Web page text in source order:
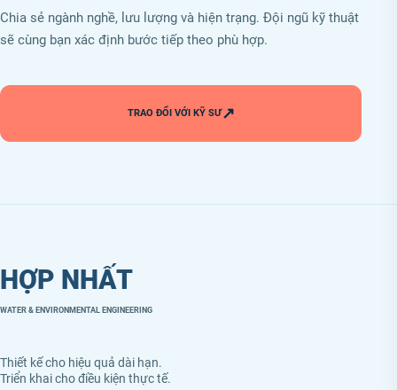
Chia sẻ ngành nghề, lưu lượng và hiện trạng. Đội ngũ kỹ thuật
sẽ cùng bạn xác định bước tiếp theo phù hợp.
TRAO ĐỔI VỚI KỸ SƯ↗
HỢP NHẤT
WATER & ENVIRONMENTAL ENGINEERING
Thiết kế cho hiệu quả dài hạn.
Triển khai cho điều kiện thực tế.